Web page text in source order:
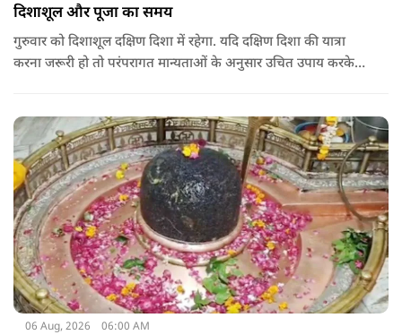
दिशाशूल और पूजा का समय
गुरुवार को दिशाशूल दक्षिण दिशा में रहेगा. यदि दक्षिण दिशा की यात्रा
करना जरूरी हो तो परंपरागत मान्यताओं के अनुसार उचित उपाय करके
06 Aug, 2026 06:00 AM